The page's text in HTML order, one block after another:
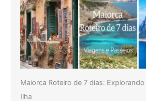
Maiorca Roteiro de 7 dias:
Ilha